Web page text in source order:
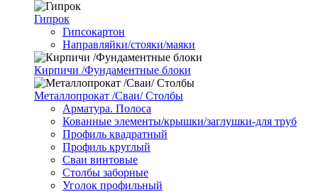
Гипрок
Гипсокартон
Направляйки/стояки/маяки
Кирпичи /Фундаментные блоки
Металлопрокат /Сваи/ Столбы
Арматура. Полоса
Кованные элементы/крышки/заглушки-для труб
Профиль квадратный
Профиль круглый
Сваи винтовые
Столбы заборные
Уголок профильный